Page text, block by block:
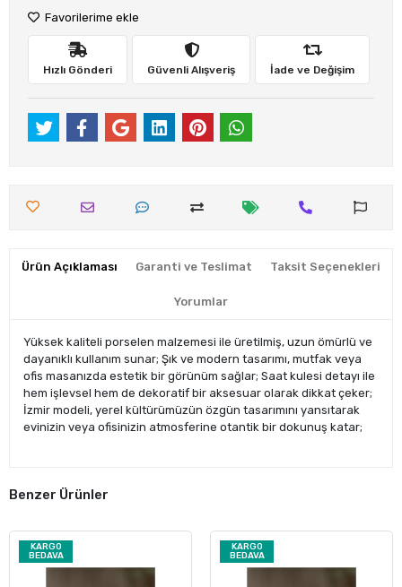
Favorilerime ekle
Hızlı Gönderi Güvenli Alışveriş İade ve Değişim
Ürün Açıklaması Garanti ve Teslimat Taksit Seçenekleri
Yorumlar
Yüksek kaliteli porselen malzemesi ile üretilmiş, uzun ömürlü ve
dayanıklı kullanım sunar; Şık ve modern tasarımı, mutfak veya
ofis masanızda estetik bir görünüm sağlar; Saat kulesi detayı ile
hem işlevsel hem de dekoratif bir aksesuar olarak dikkat çeker;
İzmir modeli, yerel kültürümüzün özgün tasarımını yansıtarak
evinizin veya ofisinizin atmosferine otantik bir dokunuş katar;
Benzer Ürünler
KARGO
BEDAVA
KARGO
BEDAVA